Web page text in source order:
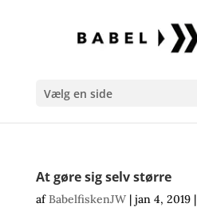
Vælg en side
At gøre sig selv større
afBabelfiskenJW| jan 4, 2019|